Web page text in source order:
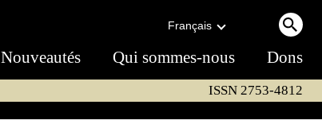
Français
Nouveautés Qui sommes-nous Dons
ISSN 2753-4812